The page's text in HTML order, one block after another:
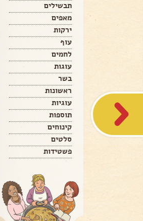
תבשילים
מאפים
ירקות
עוף
לחמים
עוגות
בשר
ראשונות
עוגיות
תוספות
קינוחים
סלטים
פשטידות